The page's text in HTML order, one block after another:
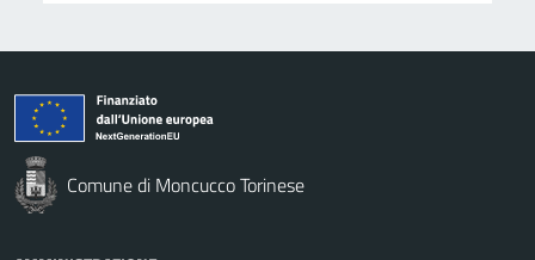
Comune di Moncucco Torinese